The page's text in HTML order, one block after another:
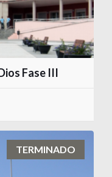
Fase III
TERMINADO